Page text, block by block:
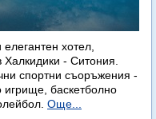
хотел,
- Ситония.
спортни съоръжения -
игрище, баскетболно
Още...